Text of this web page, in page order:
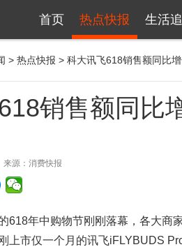
首页 热点快报 生活
> 热点快报 > 科大讯飞618销售额同比
销售额同比
来源： 消费快报
年中购物节刚刚落幕，各大商
上市仅一个月的讯飞iFLYBUDS